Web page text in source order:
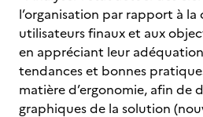
l’organisation par rapport à
utilisateurs finaux et aux
en appréciant leur
tendances et bonnes
matière d’ergonomie, afin de
graphiques de la solution